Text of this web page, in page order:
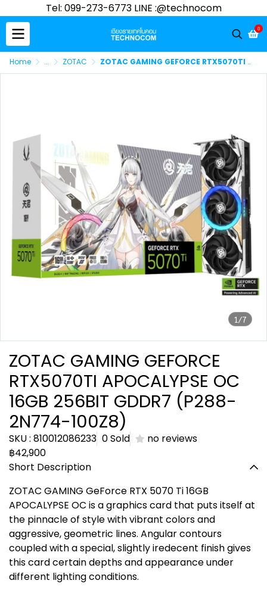
Tel: 099-273-6773 LINE :@technocom
0
Home ... ZOTAC ZOTAC GAMING GEFORCE RTX5070TI APOCALYPSE OC 16GB 256BIT GDDR7 (P288-2N774-100Z8)
1/7
ZOTAC GAMING GEFORCE
RTX5070TI APOCALYPSE OC
16GB 256BIT GDDR7 (P288-
2N774-100Z8)
SKU : 810012086233 0 Sold
no reviews
฿42,900
Short Description
ZOTAC GAMING GeForce RTX 5070 Ti 16GB
APOCALYPSE OC is a graphics card that puts itself at
the pinnacle of style with vibrant colors and
aggressive, geometric lines. Angular contours
coupled with a special, slightly iredecent finish gives
this card certain depths and appearance under
different lighting conditions.